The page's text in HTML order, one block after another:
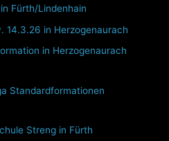
Fürth/Lindenhain
14.3.26 in Herzogenaurach
in Herzogenaurach
Standardformationen
Streng in Fürth